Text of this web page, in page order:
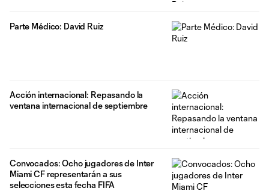
Parte Médico: David Ruiz
Acción internacional: Repasando la
ventana internacional de septiembre
Convocados: Ocho jugadores de Inter
Miami CF representarán a sus
selecciones esta fecha FIFA